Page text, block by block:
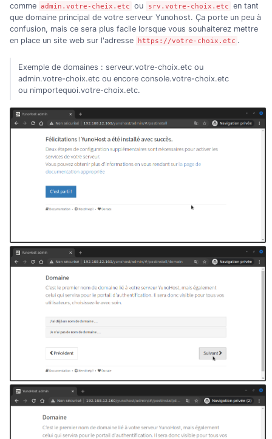
comme admin.votre-cheix.etc ou srv.votre-choix.etc
en tant
que domaine principal de votre serveur Yunohost. Ça porte un peu à
confusion, mais ce sera plus facile lorsque vous souhaiterez mettre
en place un site web sur l'adresse
https://votre-choix.etc .
Exemple de domaines : serveur.votre-choix.etc ou
admin.votre-choix.etc ou encore console.votre-choix.etc
ou nimportequoi.votre-choix.etc.